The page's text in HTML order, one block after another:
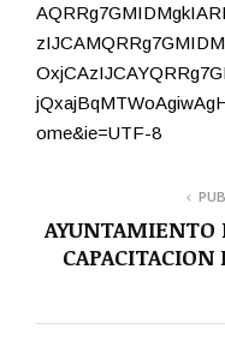
ome&ie=UTF-8
AYUNTAMIENTO
CAPACITACION